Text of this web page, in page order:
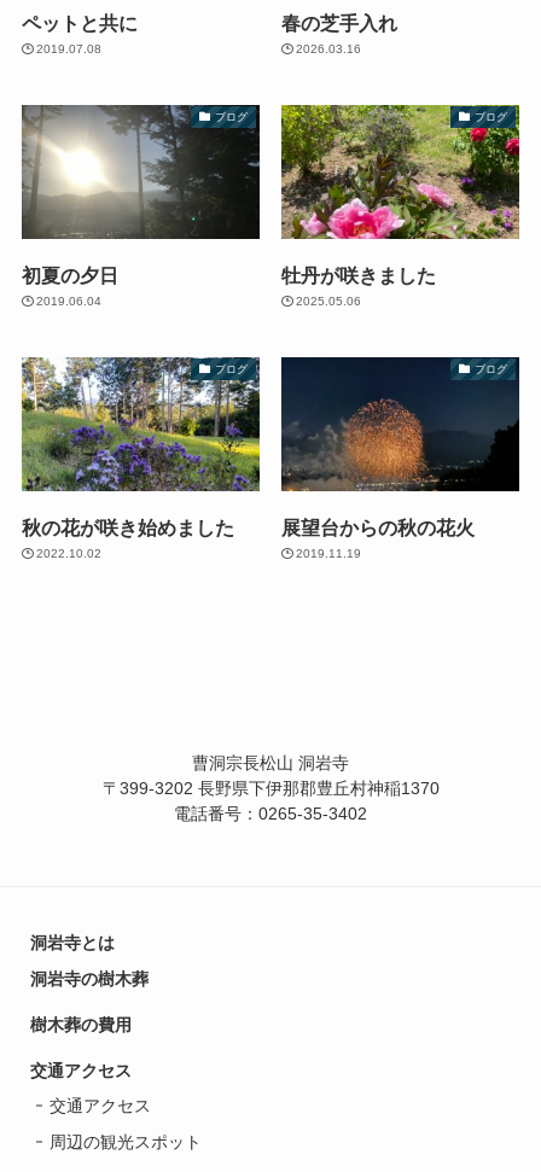
ペットと共に
2019.07.08
春の芝手入れ
2026.03.16
ブログ
初夏の夕日
2019.06.04
ブログ
牡丹が咲きました
2025.05.06
ブログ
秋の花が咲き始めました
2022.10.02
ブログ
展望台からの秋の花火
2019.11.19
曹洞宗長松山 洞岩寺
〒399-3202 長野県下伊那郡豊丘村神稲1370
電話番号：0265-35-3402
洞岩寺とは
洞岩寺の樹木葬
樹木葬の費用
交通アクセス
交通アクセス
周辺の観光スポット